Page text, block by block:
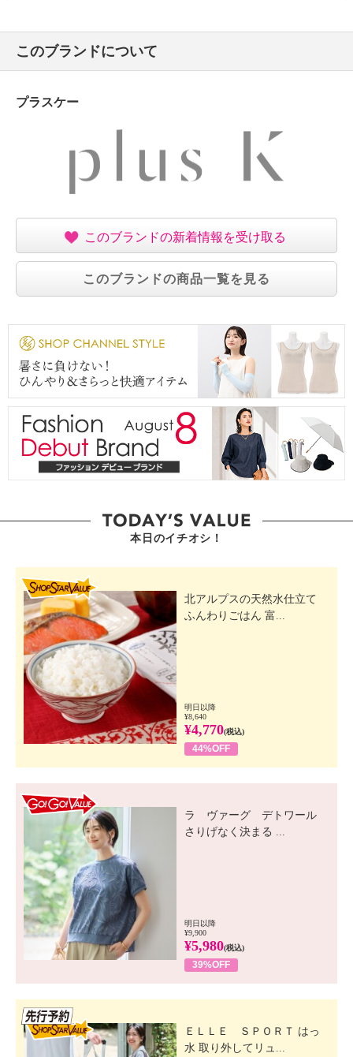
このブランドについて
プラスケー
このブランドの新着情報を受け取る
このブランドの商品一覧を見る
本日のイチオシ！
北アルプスの天然水仕立て
ふんわりごはん 富...
明日以降
¥8,640
¥4,770(税込)
44%OFF
ラ ヴァーグ デトワール
さりげなく決まる ...
明日以降
¥9,900
¥5,980(税込)
39%OFF
ＥＬＬＥ ＳＰＯＲＴ はっ
水 取り外してリュ...